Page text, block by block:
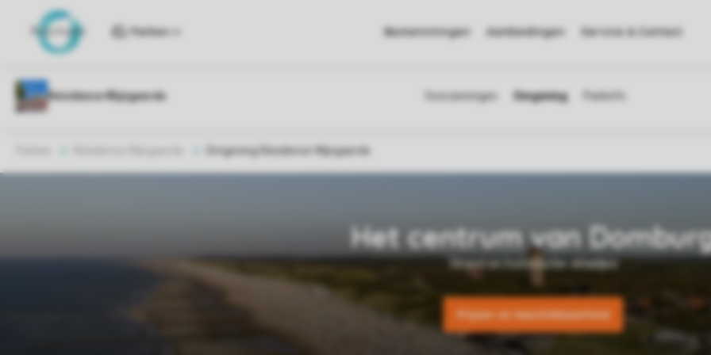
Parken Bestemmingen Aanbiedingen Service & Contact
Omgeving Résidence Wijngaerde
Prijzen en beschikbaarheid